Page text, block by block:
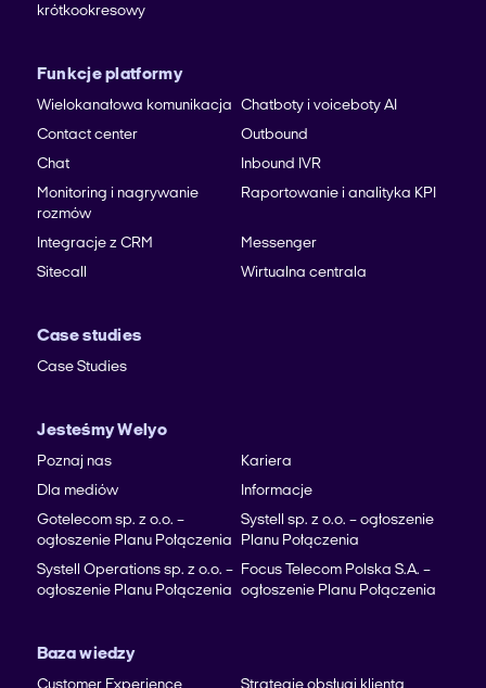
krótkookresowy
Funkcje platformy
Wielokanałowa komunikacja Chatboty i voiceboty AI
Contact center
Outbound
Chat
Inbound IVR
Monitoring i nagrywanie
rozmów
Raportowanie i analityka KPI
Integracje z CRM
Messenger
Sitecall
Wirtualna centrala
Case studies
Case Studies
Jesteśmy Welyo
Poznaj nas
Kariera
Dla mediów
Informacje
Gotelecom sp. z o.o. –
ogłoszenie Planu Połączenia
Systell sp. z o.o. – ogłoszenie
Planu Połączenia
Systell Operations sp. z o.o. –
ogłoszenie Planu Połączenia
Focus Telecom Polska S.A. –
ogłoszenie Planu Połączenia
Baza wiedzy